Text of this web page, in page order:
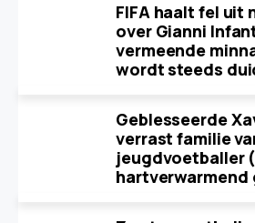
FIFA haalt fel uit
over Gianni
vermeende
wordt steeds
Geblesseerde
verrast familie
jeugdvoetballer
hartverwarmend